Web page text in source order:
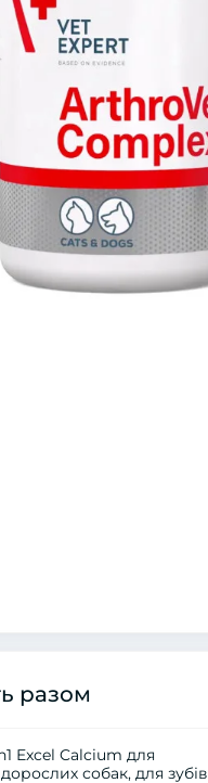
разом
Excel Calcium для
собак, для зубів